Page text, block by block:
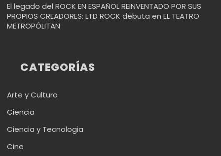
El legado del ROCK EN ESPAÑOL REINVENTADO POR SUS
PROPIOS CREADORES: LTD ROCK debuta en EL TEATRO
METROPÓLITAN
CATEGORÍAS
Arte y Cultura
Ciencia
Ciencia y Tecnologia
Cine